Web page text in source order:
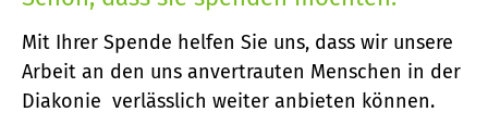
Mit Ihrer Spende helfen Sie uns, dass wir unsere
Arbeit an den uns anvertrauten Menschen in der
Diakonie verlässlich weiter anbieten können.